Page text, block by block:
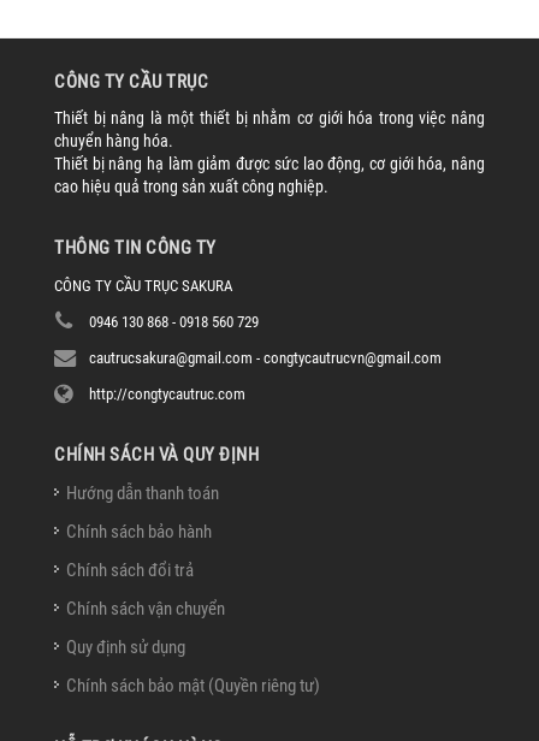
CÔNG TY CẦU TRỤC
Thiết bị nâng là một thiết bị nhằm cơ giới hóa trong việc nâng
chuyển hàng hóa.
Thiết bị nâng hạ làm giảm được sức lao động, cơ giới hóa, nâng
cao hiệu quả trong sản xuất công nghiệp.
THÔNG TIN CÔNG TY
CÔNG TY CẦU TRỤC SAKURA
0946 130 868 - 0918 560 729
cautrucsakura@gmail.com - congtycautrucvn@gmail.com
http://congtycautruc.com
CHÍNH SÁCH VÀ QUY ĐỊNH
Hướng dẫn thanh toán
Chính sách bảo hành
Chính sách đổi trả
Chính sách vận chuyển
Quy định sử dụng
Chính sách bảo mật (Quyền riêng tư)